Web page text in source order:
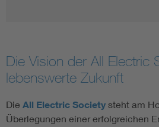
Die Vision der All Electric
lebenswerte Zukunft
Die All Electric Society steht am
Überlegungen einer erfolgreichen